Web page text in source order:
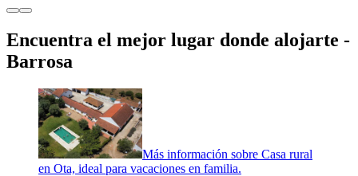
Encuentra el mejor lugar donde alojarte -
Barrosa
Más información sobre Casa rural
en Ota, ideal para vacaciones en familia.